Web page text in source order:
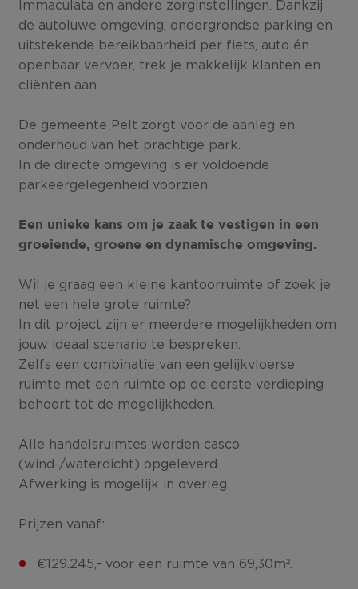
Immaculata en andere zorginstellingen. Dankzij
de autoluwe omgeving, ondergrondse parking en
uitstekende bereikbaarheid per fiets, auto én
openbaar vervoer, trek je makkelijk klanten en
cliënten aan.
De gemeente Pelt zorgt voor de aanleg en
onderhoud van het prachtige park.
In de directe omgeving is er voldoende
parkeergelegenheid voorzien.
Een unieke kans om je zaak te vestigen in een
groeiende, groene en dynamische omgeving.
Wil je graag een kleine kantoorruimte of zoek je
net een hele grote ruimte?
In dit project zijn er meerdere mogelijkheden om
jouw ideaal scenario te bespreken.
Zelfs een combinatie van een gelijkvloerse
ruimte met een ruimte op de eerste verdieping
behoort tot de mogelijkheden.
Alle handelsruimtes worden casco
(wind-/waterdicht) opgeleverd.
Afwerking is mogelijk in overleg.
Prijzen vanaf:
€129.245,- voor een ruimte van 69,30m².